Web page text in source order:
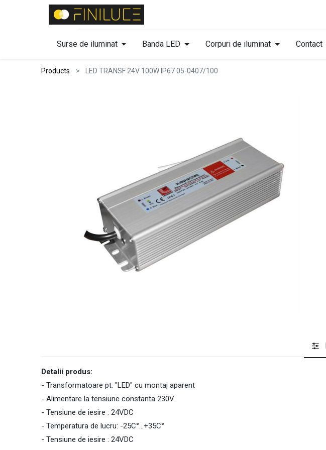
Surse de iluminat Banda LED Corpuri de iluminat Contact
Products LED TRANSF 24V 100W IP67 05-0407/100
Detalii produs:
- Transformatoare pt. "LED" cu montaj aparent
- Alimentare la tensiune constanta 230V
- Tensiune de iesire : 24VDC
- Temperatura de lucru: -25C°...+35C°
- Tensiune de iesire : 24VDC